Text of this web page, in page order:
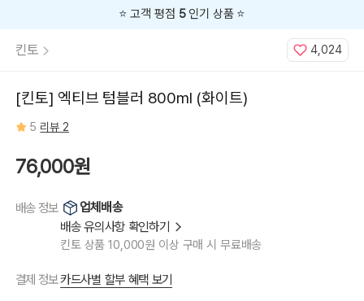
⭐️ 고객 평점 5인기 상품 ⭐️
킨토 4,024
[킨토] 엑티브 텀블러 800ml (화이트)
5 리뷰 2
76,000원
배송 정보
업체배송
배송 유의사항 확인하기
킨토 상품 10,000원 이상 구매 시 무료배송
결제 정보카드사별 할부 혜택 보기